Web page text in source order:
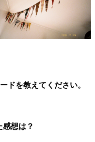
ドを教えてください。
感想は？